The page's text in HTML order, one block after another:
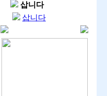
삽니다
삽니다